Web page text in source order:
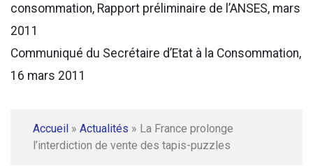
consommation, Rapport préliminaire de l’ANSES, mars
2011
Communiqué du Secrétaire d’Etat à la Consommation,
16 mars 2011
Accueil » Actualités » La France prolonge
l’interdiction de vente des tapis-puzzles